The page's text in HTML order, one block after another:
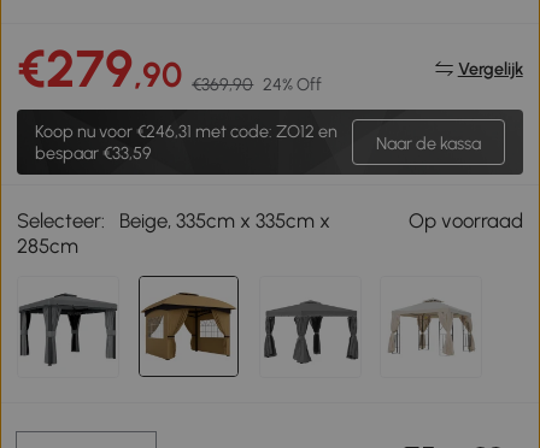
€279,90 €369,90 24% Off
Vergelijk
Koop nu voor €246,31 met code: ZO12 en
bespaar €33,59
Naar de kassa
Selecteer:
Beige, 335cm x 335cm x
285cm
Op voorraad